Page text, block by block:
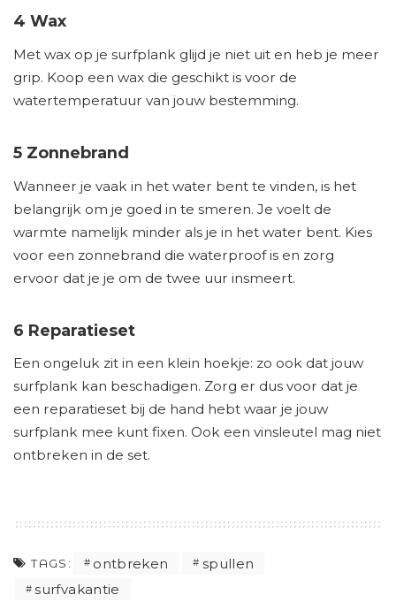
4 Wax
Met wax op je surfplank glijd je niet uit en heb je meer
grip. Koop een wax die geschikt is voor de
watertemperatuur van jouw bestemming.
5 Zonnebrand
Wanneer je vaak in het water bent te vinden, is het
belangrijk om je goed in te smeren. Je voelt de
warmte namelijk minder als je in het water bent. Kies
voor een zonnebrand die waterproof is en zorg
ervoor dat je je om de twee uur insmeert.
6 Reparatieset
Een ongeluk zit in een klein hoekje: zo ook dat jouw
surfplank kan beschadigen. Zorg er dus voor dat je
een reparatieset bij de hand hebt waar je jouw
surfplank mee kunt fixen. Ook een vinsleutel mag niet
ontbreken in de set.
TAGS: ontbreken
spullen
surfvakantie